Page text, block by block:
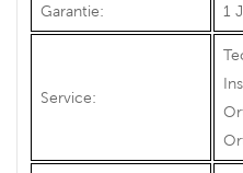
Garantie: 1
Service: